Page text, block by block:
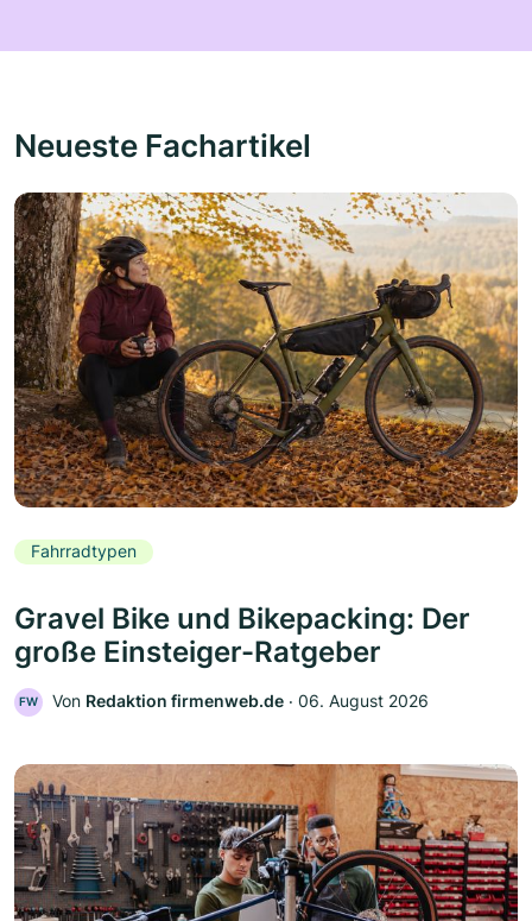
Neueste Fachartikel
Fahrradtypen
Gravel Bike und Bikepacking: Der
große Einsteiger-Ratgeber
FW Von Redaktion firmenweb.de ‧ 06. August 2026